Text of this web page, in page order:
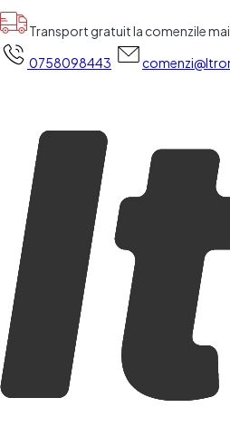
Transport gratuit la comenzile
0758098443